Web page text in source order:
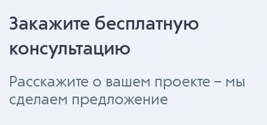
Закажите бесплатную
консультацию
Расскажите о вашем проекте – мы
сделаем предложение